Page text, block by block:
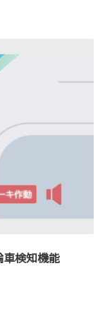
車検知機能